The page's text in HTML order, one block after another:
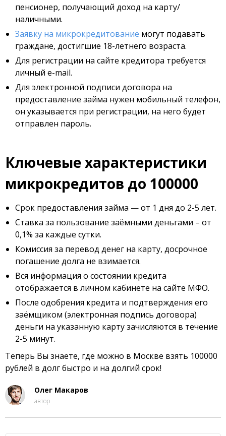
пенсионер, получающий доход на карту/
наличными.
Заявку на микрокредитование могут подавать
граждане, достигшие 18-летнего возраста.
Для регистрации на сайте кредитора требуется
личный e-mail.
Для электронной подписи договора на
предоставление займа нужен мобильный телефон,
он указывается при регистрации, на него будет
отправлен пароль.
Ключевые характеристики
микрокредитов до 100000
Срок предоставления займа — от 1 дня до 2-5 лет.
Ставка за пользование заёмными деньгами – от
0,1% за каждые сутки.
Комиссия за перевод денег на карту, досрочное
погашение долга не взимается.
Вся информация о состоянии кредита
отображается в личном кабинете на сайте МФО.
После одобрения кредита и подтверждения его
заёмщиком (электронная подпись договора)
деньги на указанную карту зачисляются в течение
2-5 минут.
Теперь Вы знаете, где можно в Москве взять 100000
рублей в долг быстро и на долгий срок!
Олег Макаров
автор